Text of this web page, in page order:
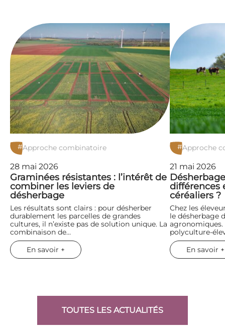
#Approche combinatoire
28 mai 2026
Graminées résistantes : l’intérêt de
combiner les leviers de
désherbage
Les résultats sont clairs : pour désherber
durablement les parcelles de grandes
cultures, il n’existe pas de solution unique. La
combinaison de…
En savoir +
#Approche
21 mai 2026
différences
céréaliers ?
Chez les
le désherbage
agronomiques.
polyculture-
En savoir +
TOUTES LES ACTUALITÉS